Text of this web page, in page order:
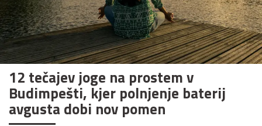
12 tečajev joge na prostem v
Budimpešti, kjer polnjenje baterij
avgusta dobi nov pomen